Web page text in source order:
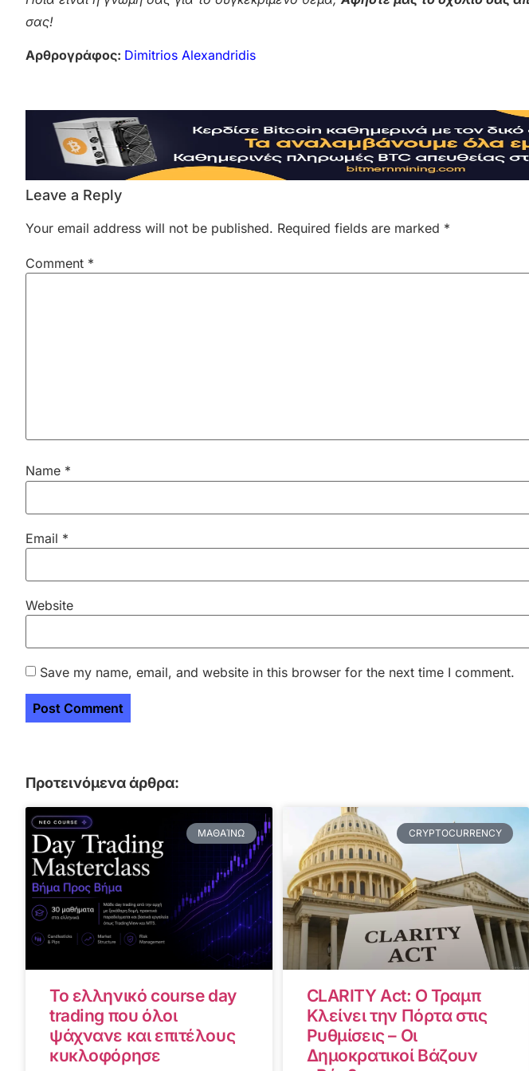
σας!
Αρθρογράφος: Dimitrios Alexandridis
Leave a Reply
Your email address will not be published. Required fields are marked *
Comment *
Name *
Email *
Website
Save my name, email, and website in this browser for the next time I comment.
Προτεινόμενα άρθρα:
ΜΑΘΑΊΝΩ
Το ελληνικό course day
trading που όλοι
ψάχνανε και επιτέλους
κυκλοφόρησε
CRYPTOCURRENCY
CLARITY Act: Ο Τραμπ
Κλείνει την Πόρτα στις
Ρυθμίσεις – Οι
Δημοκρατικοί Βάζουν